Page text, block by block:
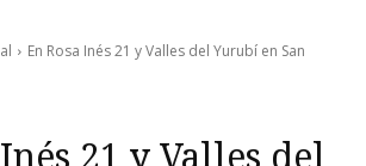
En Rosa Inés 21 y Valles del Yurubí en San
21 y Valles del